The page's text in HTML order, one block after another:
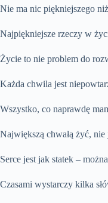
Nie ma nic piękniejszego
Najpiękniejsze rzeczy w
Życie to nie problem do
Każda chwila jest
Wszystko, co naprawdę
Największą chwałą żyć,
Serce jest jak statek –
Czasami wystarczy kilka